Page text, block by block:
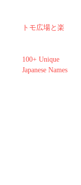
トモ広場と楽
100+ Unique
Japanese Names